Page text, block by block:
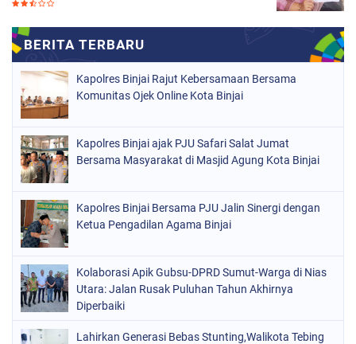
Kapolres Binjai Rajut Kebersamaan Bersama
Komunitas Ojek Online Kota Binjai
Kapolres Binjai ajak PJU Safari Salat Jumat
Bersama Masyarakat di Masjid Agung Kota Binjai
Kapolres Binjai Bersama PJU Jalin Sinergi dengan
Ketua Pengadilan Agama Binjai
Kolaborasi Apik Gubsu-DPRD Sumut-Warga di Nias
Utara: Jalan Rusak Puluhan Tahun Akhirnya
Diperbaiki
Lahirkan Generasi Bebas Stunting,Walikota Tebing